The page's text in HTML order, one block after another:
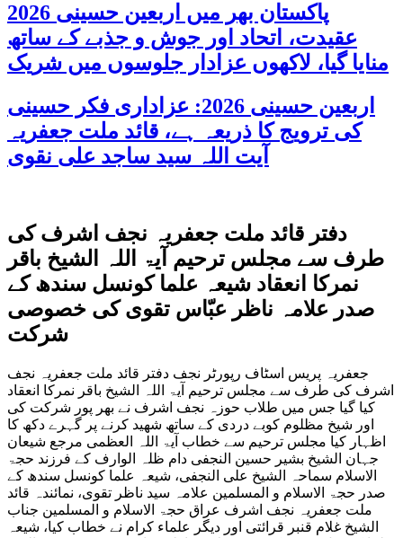
پاکستان بھر میں اربعین حسینی 2026
عقیدت، اتحاد اور جوش و جذبے کے ساتھ
منایا گیا، لاکھوں عزادار جلوسوں میں شریک
اربعین حسینی 2026: عزاداری فکر حسینی
کی ترویج کا ذریعہ ہے، قائد ملت جعفریہ
آیت اللہ سید ساجد علی نقوی
دفتر قائد ملت جعفریہ نجف اشرف کی
طرف سے مجلس ترحیم آیۃ اللہ الشیخ باقر
نمرکا انعقاد شیعہ علما کونسل سندھ کے
صدر علامہ ناظر عبّاس تقوی کی خصوصی
شرکت
جعفریہ پریس اسٹاف رپورٹر نجف دفتر قائد ملت جعفریہ نجف
اشرف کی طرف سے مجلس ترحیم آیۃ اللہ الشیخ باقر نمرکا انعقاد
کیا گیا جس میں طلاب حوزہ نجف اشرف نے بھر پور شرکت کی
اور شیخ مظلوم کوبے دردی کے ساتھ شھید کرنے پر گہرے دکھ کا
اظہار کیا مجلس ترحیم سے خطاب آیۃ اللہ العظمی مرجع شیعان
جہان الشیخ بشیر حسین النجفی دام ظلہ الوارف کے فرزند حجۃ
الاسلام سماحہ الشیخ علی النجفی، شیعہ علما کونسل سندھ کے
صدر حجۃ الاسلام و المسلمین علامہ سید ناظر تقوی، نمائندہ قائد
ملت جعفریہ نجف اشرف عراق حجۃ الاسلام و المسلمین جناب
الشیخ غلام قنبر قرائتی اور دیگر علماء کرام نے خطاب کیا، شیعہ